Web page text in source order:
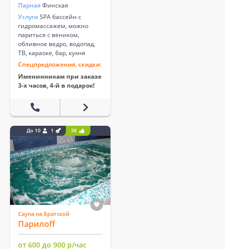
Парная Финская
Услуги SPA бассейн с
гидромассажем, можно
париться с веником,
обливное ведро, водопад,
ТВ, караоке, бар, кухня
Спецпредложения, скидки:
Именинникам при заказе
3-х часов, 4-й в подарок!
До 10 1 38
Сауна на Братской
Парилоff
от 600 до 900 р/час